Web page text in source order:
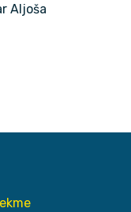
Aljoša